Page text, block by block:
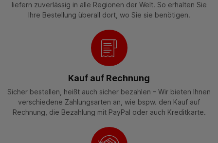
liefern zuverlässig in alle Regionen der Welt. So erhalten Sie
Ihre Bestellung überall dort, wo Sie sie benötigen.
Kauf auf Rechnung
Sicher bestellen, heißt auch sicher bezahlen – Wir bieten Ihnen
verschiedene Zahlungsarten an, wie bspw. den Kauf auf
Rechnung, die Bezahlung mit PayPal oder auch Kreditkarte.